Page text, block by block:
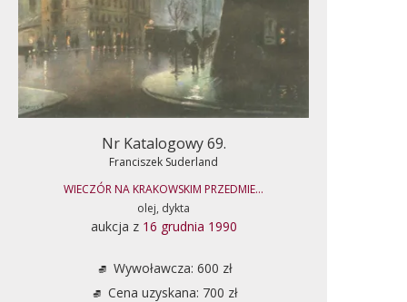
Nr Katalogowy 69.
Franciszek Suderland
WIECZÓR NA KRAKOWSKIM PRZEDMIE...
olej, dykta
aukcja z 16 grudnia 1990
Wywoławcza: 600 zł
Cena uzyskana: 700 zł